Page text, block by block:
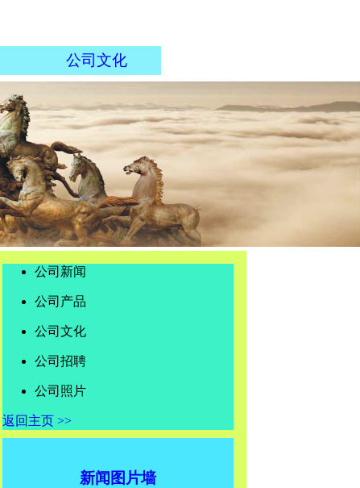
公司文化
公司新闻
公司产品
公司文化
公司招聘
公司照片
返回主页 >>
新闻图片墙